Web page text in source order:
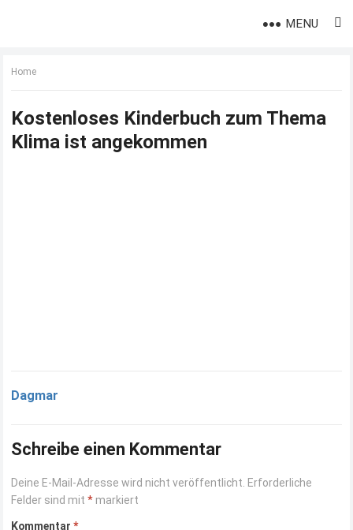
MENU
Home
Kostenloses Kinderbuch zum Thema
Klima ist angekommen
Dagmar
Schreibe einen Kommentar
Deine E-Mail-Adresse wird nicht veröffentlicht. Erforderliche
Felder sind mit* markiert
Kommentar*